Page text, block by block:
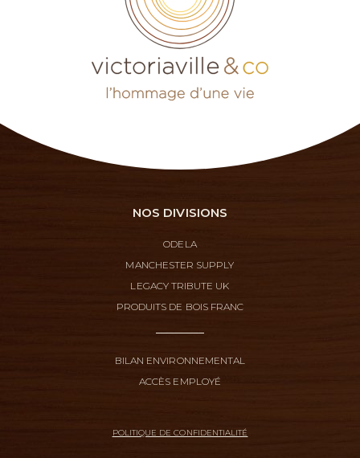
NOS DIVISIONS
ODELA
MANCHESTER SUPPLY
LEGACY TRIBUTE UK
PRODUITS DE BOIS FRANC
BILAN ENVIRONNEMENTAL
ACCÈS EMPLOYÉ
POLITIQUE DE CONFIDENTIALITÉ